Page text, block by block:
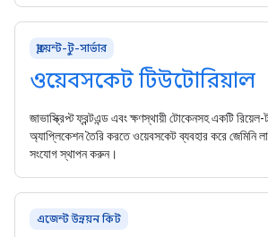
ক্লায়েন্ট-টু-সার্ভার
ওয়েবসকেট টিউটোরিয়াল
জাভাস্ক্রিপ্ট ফ্রন্টএন্ড এবং ক্ষণস্থায়ী টোকেনসহ একটি রিয়েল-
অ্যাপ্লিকেশন তৈরি করতে ওয়েবসকেট ব্যবহার করে
সংযোগ স্থাপন করুন।
এজেন্ট উন্নয়ন কিট